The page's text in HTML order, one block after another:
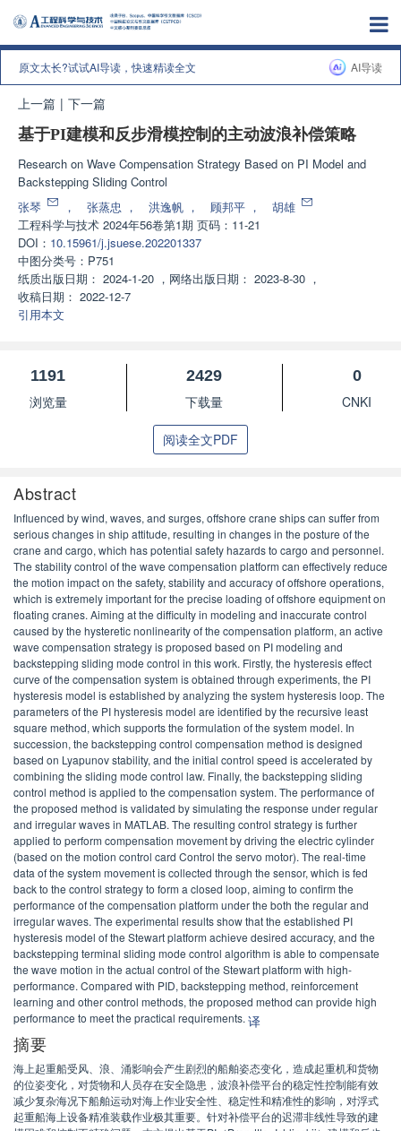
原文太长?试试AI导读，快速精读全文 AI导读
上一篇 | 下一篇
基于PI建模和反步滑模控制的主动波浪补偿策略
Research on Wave Compensation Strategy Based on PI Model and
Backstepping Sliding Control
张琴
， 张蒸忠 ， 洪逸帆 ， 顾邦平 ，
胡雄
工程科学与技术 2024年56卷第1期 页码：11-21
DOI： 10.15961/j.jsuese.202201337
中图分类号： P751
纸质出版日期： 2024-1-20 ， 网络出版日期： 2023-8-30 ，
收稿日期： 2022-12-7
引用本文
1191
浏览量
2429
下载量
0
CNKI
阅读全文PDF
Abstract
Influenced by wind, waves, and surges, offshore crane ships can suffer from
serious changes in ship attitude, resulting in changes in the posture of the
crane and cargo, which has potential safety hazards to cargo and personnel.
The stability control of the wave compensation platform can effectively reduce
the motion impact on the safety, stability and accuracy of offshore operations,
which is extremely important for the precise loading of offshore equipment on
floating cranes. Aiming at the difficulty in modeling and inaccurate control
caused by the hysteretic nonlinearity of the compensation platform, an active
wave compensation strategy is proposed based on PI modeling and
backstepping sliding mode control in this work. Firstly, the hysteresis effect
curve of the compensation system is obtained through experiments, the PI
hysteresis model is established by analyzing the system hysteresis loop. The
parameters of the PI hysteresis model are identified by the recursive least
square method, which supports the formulation of the system model. In
succession, the backstepping control compensation method is designed
based on Lyapunov stability, and the initial control speed is accelerated by
combining the sliding mode control law. Finally, the backstepping sliding
control method is applied to the compensation system. The performance of
the proposed method is validated by simulating the response under regular
and irregular waves in MATLAB. The resulting control strategy is further
applied to perform compensation movement by driving the electric cylinder
(based on the motion control card Control the servo motor). The real-time
data of the system movement is collected through the sensor, which is fed
back to the control strategy to form a closed loop, aiming to confirm the
performance of the compensation platform under the both the regular and
irregular waves. The experimental results show that the established PI
hysteresis model of the Stewart platform achieve desired accuracy, and the
backstepping terminal sliding mode control algorithm is able to compensate
the wave motion in the actual control of the Stewart platform with high-
performance. Compared with PID, backstepping method, reinforcement
learning and other control methods, the proposed method can provide high
performance to meet the practical requirements. 译
摘要
海上起重船受风、浪、涌影响会产生剧烈的船舶姿态变化，造成起重机和货物
的位姿变化，对货物和人员存在安全隐患，波浪补偿平台的稳定性控制能有效
减少复杂海况下船舶运动对海上作业安全性、稳定性和精准性的影响，对浮式
起重船海上设备精准装载作业极其重要。针对补偿平台的迟滞非线性导致的建